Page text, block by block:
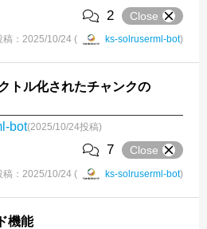
2 Close
稿：2025/10/24 ( ks-solruserml-bot)
トル化されたチャンクの
bot(2025/10/24投稿)
7 Close
稿：2025/10/24 ( ks-solruserml-bot)
機能